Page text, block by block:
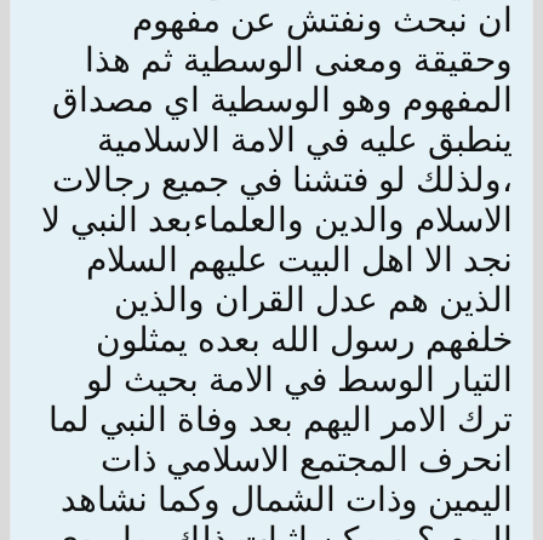
ان نبحث ونفتش عن مفهوم
وحقيقة ومعنى الوسطية ثم هذا
المفهوم وهو الوسطية اي مصداق
ينطبق عليه في الامة الاسلامية
،ولذلك لو فتشنا في جميع رجالات
الاسلام والدين والعلماءبعد النبي لا
نجد الا اهل البيت عليهم السلام
الذين هم عدل القران والذين
خلفهم رسول الله بعده يمثلون
التيار الوسط في الامة بحيث لو
ترك الامر اليهم بعد وفاة النبي لما
انحرف المجتمع الاسلامي ذات
اليمين وذات الشمال وكما نشاهد